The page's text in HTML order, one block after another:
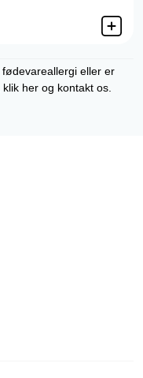
eller er
her og kontakt os.